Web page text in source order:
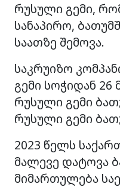
რუსული გემი,
სანაპირო,
საათზე შემოვა.
საკრუიზო
გემი სოჭიდან 26
რუსული გემი
რუსული გემი
2023 წელს
მალევე დატოვა
მიმართულება